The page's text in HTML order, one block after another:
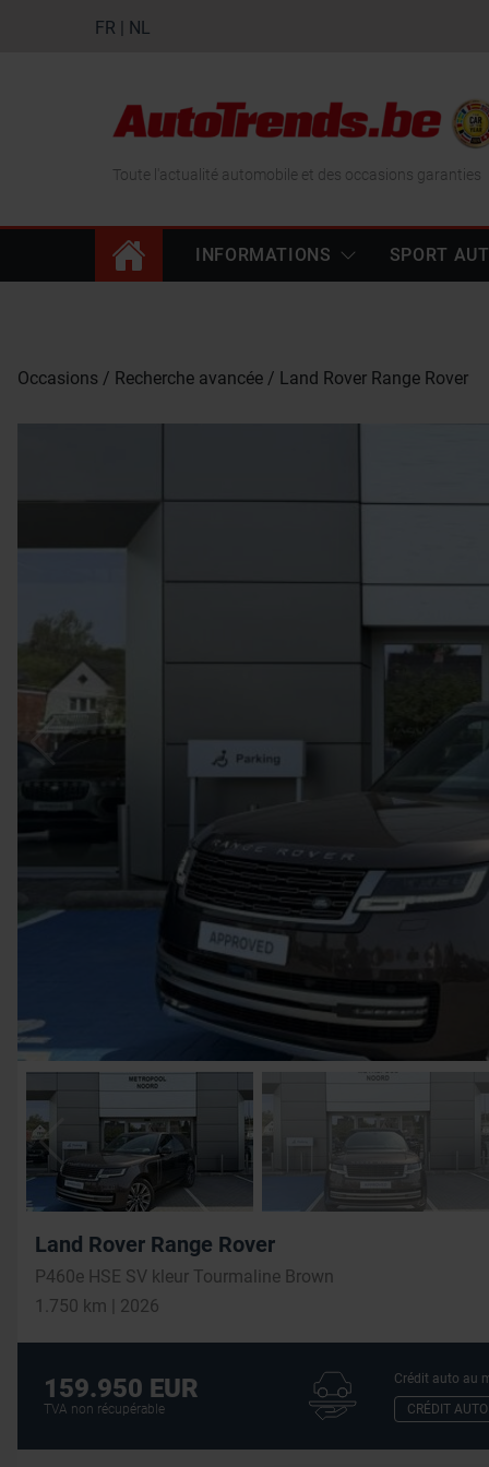
FR | NL
Toute l'actualité automobile et des occasions garanties
INFORMATIONS SPORT
Occasions Recherche avancée Land Rover Range Rover
Land Rover Range Rover
P460e HSE SV kleur Tourmaline Brown
1.750 km | 2026
159.950 EUR
TVA non récupérable
Crédit auto au
CRÉDIT AUTO